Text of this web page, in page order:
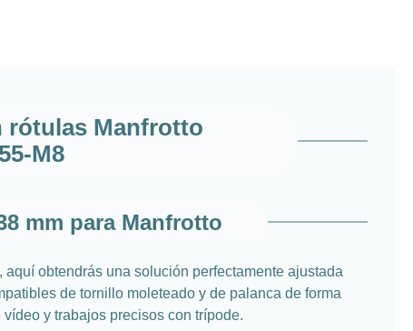
rótulas Manfrotto
M8
mm para Manfrotto
obtendrás una solución perfectamente ajustada
de tornillo moleteado y de palanca de forma
y trabajos precisos con trípode.